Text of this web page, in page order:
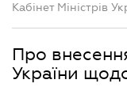
Кабінет Міністрів
Про
України